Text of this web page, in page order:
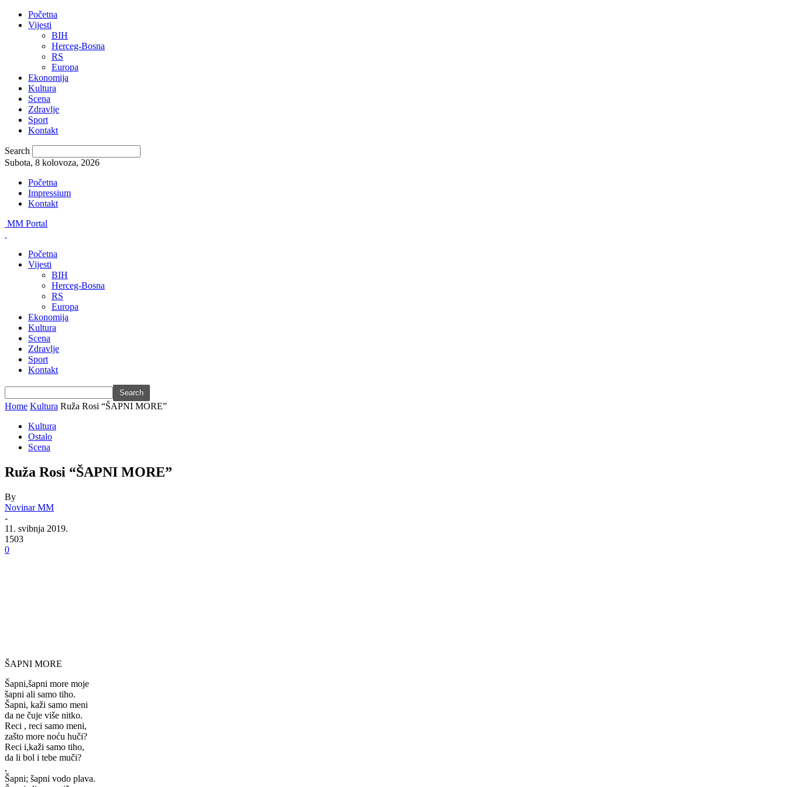
Početna
Vijesti
BIH
Herceg-Bosna
RS
Europa
Ekonomija
Kultura
Scena
Zdravlje
Sport
Kontakt
Search
Subota, 8 kolovoza, 2026
Početna
Impressium
Kontakt
MM Portal
Početna
Vijesti
BIH
Herceg-Bosna
RS
Europa
Ekonomija
Kultura
Scena
Zdravlje
Sport
Kontakt
Home Kultura Ruža Rosi “ŠAPNI MORE”
Kultura
Ostalo
Scena
Ruža Rosi “ŠAPNI MORE”
By
Novinar MM
-
11. svibnja 2019.
1503
0
ŠAPNI MORE
Šapni,šapni more moje
šapni ali samo tiho.
Šapni, kaži samo meni
da ne čuje više nitko.
Reci , reci samo meni,
zašto more noću huči?
Reci i,kaži samo tiho,
da li bol i tebe muči?
,
Šapni; šapni vodo plava.